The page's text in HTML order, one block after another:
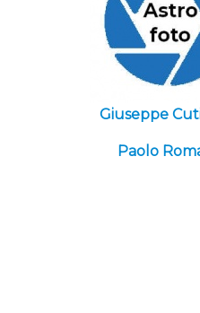
Giuseppe
Paolo